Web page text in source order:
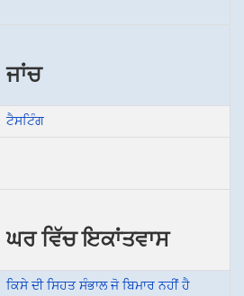
ਜਾਂਚ
ਟੈਸਟਿੰਗ
ਘਰ ਵਿੱਚ ਇਕਾਂਤਵਾਸ
ਕਿਸੇ ਦੀ ਸਿਹਤ ਸੰਭਾਲ ਜੋ ਬਿਮਾਰ ਨਹੀਂ ਹੈ